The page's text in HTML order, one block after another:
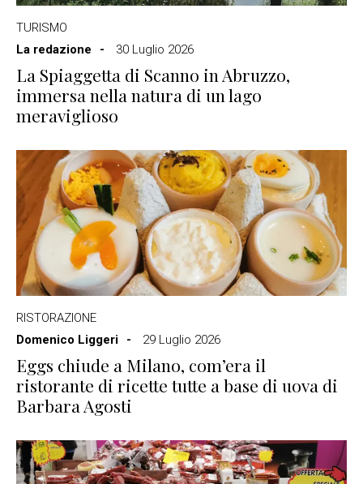
TURISMO
La redazione
30 Luglio 2026
La Spiaggetta di Scanno in Abruzzo,
immersa nella natura di un lago
meraviglioso
RISTORAZIONE
Domenico Liggeri
29 Luglio 2026
Eggs chiude a Milano, com’era il
ristorante di ricette tutte a base di uova di
Barbara Agosti